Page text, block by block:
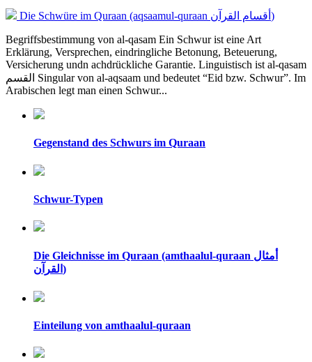
Die Schwüre im Quraan (aqsaamul-quraan أقسام القرآن)
Begriffsbestimmung von al-qasam Ein Schwur ist eine Art
Erklärung, Versprechen, eindringliche Betonung, Beteuerung,
Versicherung undn achdrückliche Garantie. Linguistisch ist al-qasam
القسم Singular von al-aqsaam und bedeutet “Eid bzw. Schwur”. Im
Arabischen legt man einen Schwur...
Gegenstand des Schwurs im Quraan
Schwur-Typen
Die Gleichnisse im Quraan (amthaalul-quraan أمثال
القرآن)
Einteilung von amthaalul-quraan